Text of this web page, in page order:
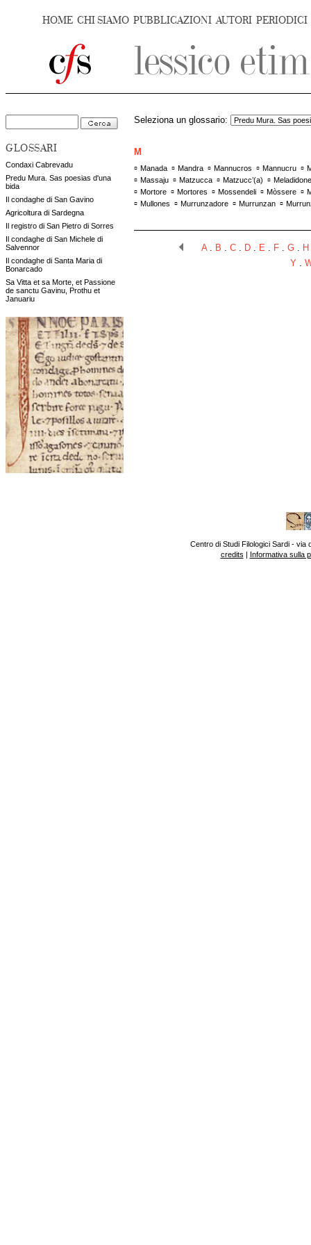
HOME CHI SIAMO PUBBLICAZIONI AUTORI PERIODICI
GLOSSARI
Condaxi Cabrevadu
Predu Mura. Sas poesias d'una
bida
Il condaghe di San Gavino
Agricoltura di Sardegna
Il registro di San Pietro di Sorres
Il condaghe di San Michele di
Salvennor
Il condaghe di Santa Maria di
Bonarcado
Sa Vitta et sa Morte, et Passione
de sanctu Gavinu, Prothu et
Januariu
Seleziona un glossario:
M
▫ Manada ▫ Mandra ▫ Mannucros ▫ Mannucru ▫
▫ Massaju ▫ Matzucca ▫ Matzucc’(a) ▫ Meladidone
▫ Mortore ▫ Mortores ▫ Mossendeli ▫ Mòssere ▫
▫ Mullones ▫ Murrunzadore ▫ Murrunzan ▫
A. B . C. D. E . F. G. H
Y .
Centro di Studi Filologici Sardi - via
credits | Informativa sulla